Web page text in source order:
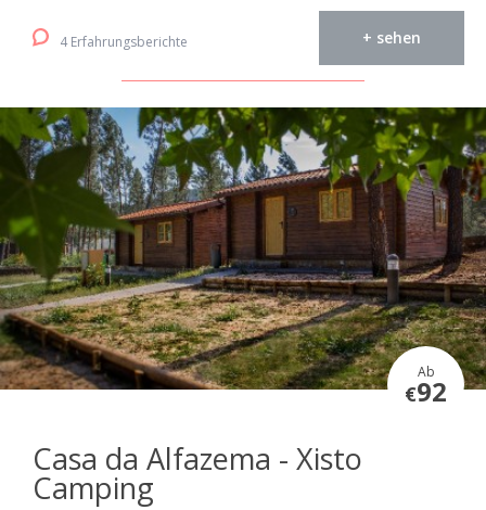
4 Erfahrungsberichte + sehen
Ab
€92
Casa da Alfazema - Xisto
Camping